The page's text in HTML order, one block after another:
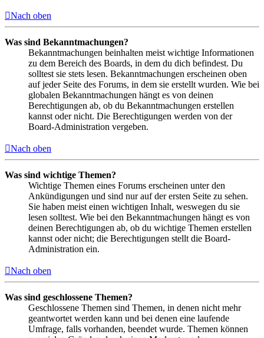
Nach oben
Was sind Bekanntmachungen?
Bekanntmachungen beinhalten meist wichtige Informationen
zu dem Bereich des Boards, in dem du dich befindest. Du
solltest sie stets lesen. Bekanntmachungen erscheinen oben
auf jeder Seite des Forums, in dem sie erstellt wurden. Wie bei
globalen Bekanntmachungen hängt es von deinen
Berechtigungen ab, ob du Bekanntmachungen erstellen
kannst oder nicht. Die Berechtigungen werden von der
Board-Administration vergeben.
Nach oben
Was sind wichtige Themen?
Wichtige Themen eines Forums erscheinen unter den
Ankündigungen und sind nur auf der ersten Seite zu sehen.
Sie haben meist einen wichtigen Inhalt, weswegen du sie
lesen solltest. Wie bei den Bekanntmachungen hängt es von
deinen Berechtigungen ab, ob du wichtige Themen erstellen
kannst oder nicht; die Berechtigungen stellt die Board-
Administration ein.
Nach oben
Was sind geschlossene Themen?
Geschlossene Themen sind Themen, in denen nicht mehr
geantwortet werden kann und bei denen eine laufende
Umfrage, falls vorhanden, beendet wurde. Themen können